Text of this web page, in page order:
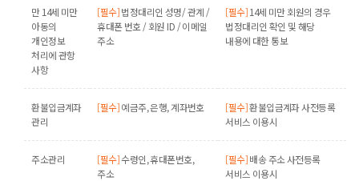
만 14세 미만
아동의
개인정보
처리에 관항
사항
[필수]법정대리인 성명/ 관계 /
휴대폰 번호 / 회원 ID / 이메일
주소
[필수]14세 미만 회원의 경우
법정대리인 확인 및 해당
내용에 대한 통보
환불입금계좌
관리
[필수]예금주, 은행, 계좌번호 [필수]환불입금계좌 사전등록
서비스 이용시
주소관리 [필수]수령인, 휴대폰번호,
주소
[필수]배송 주소 사전등록
서비스 이용시